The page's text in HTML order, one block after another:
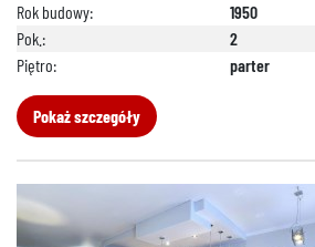
Rok budowy:
1950
Pok.:
2
Piętro:
parter
Pokaż szczegóły